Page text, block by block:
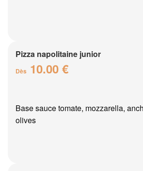
Pizza napolitaine junior
Dès 10.00 €
Base sauce tomate, mozzarella,
olives